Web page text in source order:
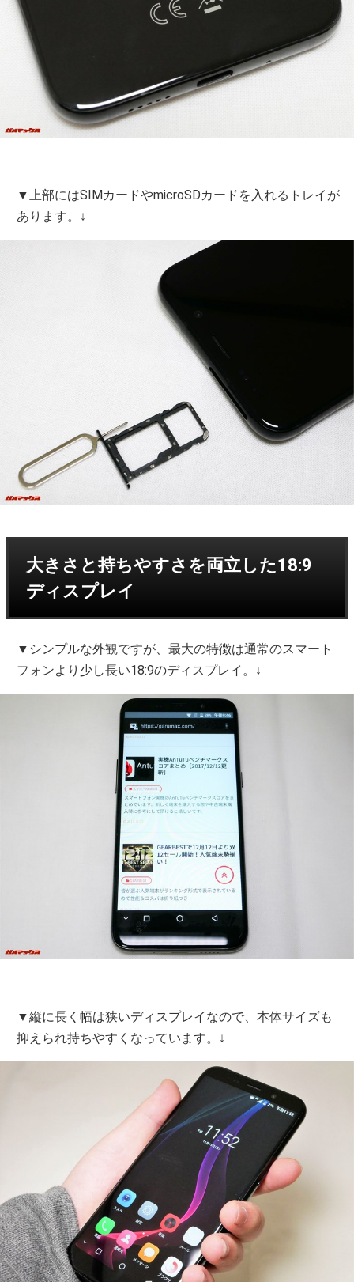
▼上部にはSIMカードやmicroSDカードを入れるトレイが
あります。↓
大きさと持ちやすさを両立した18:9
ディスプレイ
▼シンプルな外観ですが、最大の特徴は通常のスマート
フォンより少し長い18:9のディスプレイ。↓
▼縦に長く幅は狭いディスプレイなので、本体サイズも
抑えられ持ちやすくなっています。↓